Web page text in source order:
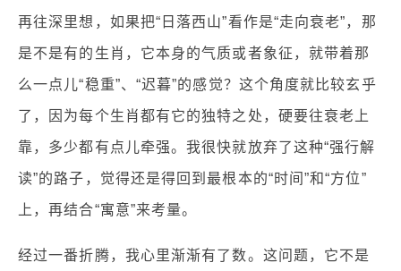
再往深里想，如果把“日落西山”看作是“走向衰老”，那
是不是有的生肖，它本身的气质或者象征，就带着那
么一点儿“稳重”、“迟暮”的感觉？这个角度就比较玄乎
了，因为每个生肖都有它的独特之处，硬要往衰老上
靠，多少都有点儿牵强。我很快就放弃了这种“强行解
读”的路子，觉得还是得回到最根本的“时间”和“方位”
上，再结合“寓意”来考量。
经过一番折腾，我心里渐渐有了数。这问题，它不是